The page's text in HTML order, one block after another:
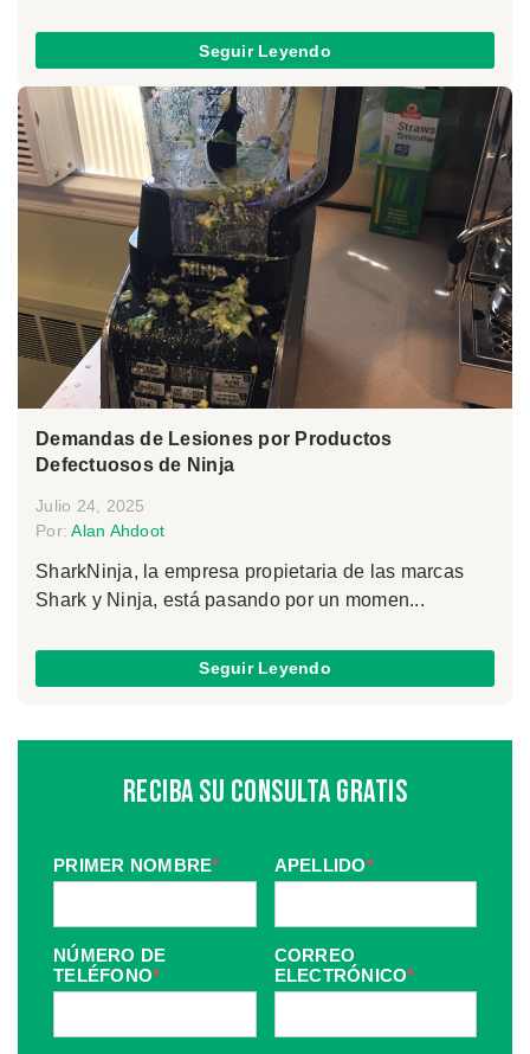
Seguir Leyendo
Demandas de Lesiones por Productos
Defectuosos de Ninja
Julio 24, 2025
Por:Alan Ahdoot
SharkNinja, la empresa propietaria de las marcas
Shark y Ninja, está pasando por un momen...
Seguir Leyendo
Reciba Su Consulta Gratis
PRIMER NOMBRE* APELLIDO*
NÚMERO DE
TELÉFONO*
CORREO
ELECTRÓNICO*